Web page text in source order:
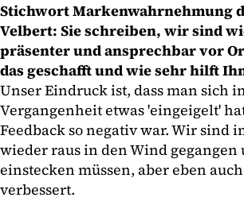
Stichwort Markenwahrnehmung
Velbert: Sie schreiben, wir sind
präsenter und ansprechbar vor
das geschafft und wie sehr hilft
Unser Eindruck ist, dass man sich
Vergangenheit etwas 'eingeigelt'
Feedback so negativ war. Wir sind
wieder raus in den Wind
einstecken müssen, aber eben
verbessert.